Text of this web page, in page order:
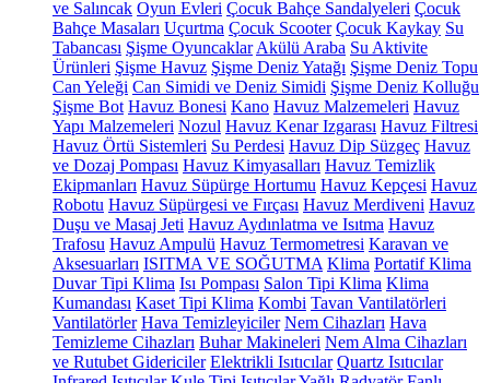
ve Salıncak Oyun Evleri Çocuk Bahçe Sandalyeleri Çocuk
Bahçe Masaları Uçurtma Çocuk Scooter Çocuk Kaykay Su
Tabancası Şişme Oyuncaklar Akülü Araba Su Aktivite
Ürünleri Şişme Havuz Şişme Deniz Yatağı Şişme Deniz Topu
Can Yeleği Can Simidi ve Deniz Simidi Şişme Deniz Kolluğu
Şişme Bot Havuz Bonesi Kano Havuz Malzemeleri Havuz
Yapı Malzemeleri Nozul Havuz Kenar Izgarası Havuz Filtresi
Havuz Örtü Sistemleri Su Perdesi Havuz Dip Süzgeç Havuz
ve Dozaj Pompası Havuz Kimyasalları Havuz Temizlik
Ekipmanları Havuz Süpürge Hortumu Havuz Kepçesi Havuz
Robotu Havuz Süpürgesi ve Fırçası Havuz Merdiveni Havuz
Duşu ve Masaj Jeti Havuz Aydınlatma ve Isıtma Havuz
Trafosu Havuz Ampulü Havuz Termometresi Karavan ve
Aksesuarları ISITMA VE SOĞUTMA Klima Portatif Klima
Duvar Tipi Klima Isı Pompası Salon Tipi Klima Klima
Kumandası Kaset Tipi Klima Kombi Tavan Vantilatörleri
Vantilatörler Hava Temizleyiciler Nem Cihazları Hava
Temizleme Cihazları Buhar Makineleri Nem Alma Cihazları
ve Rutubet Gidericiler Elektrikli Isıtıcılar Quartz Isıtıcılar